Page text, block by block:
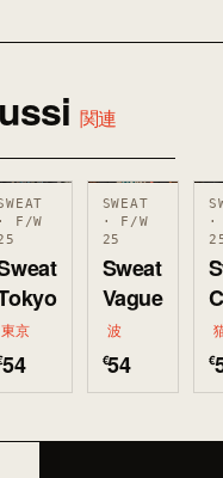
関連
· F/W
東京
54
SWEAT
· F/W
25
Sweat
Vague
波
€54
·
€